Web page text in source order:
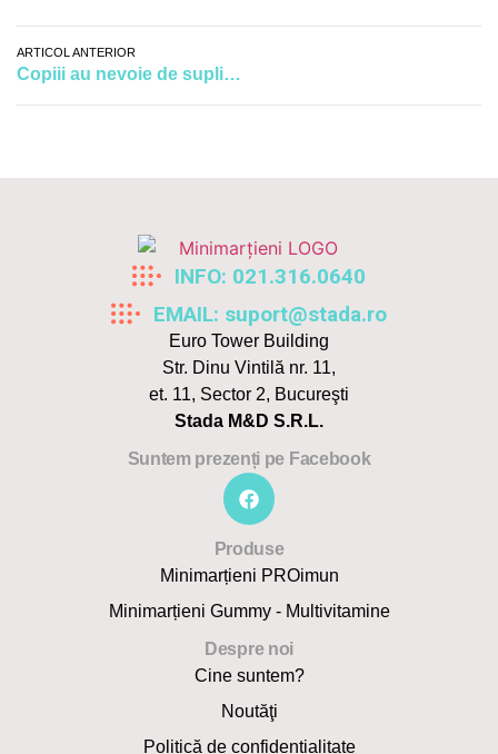
ARTICOL ANTERIOR
Copiii au nevoie de suplimente alimentare cu vitamine. Iată cum și când se administrează acestea!
INFO: 021.316.0640
EMAIL: suport@stada.ro
Euro Tower Building
Str. Dinu Vintilă nr. 11,
et. 11, Sector 2, Bucureşti
Stada M&D S.R.L.
Suntem prezenți pe Facebook
Produse
Minimarțieni PROimun
Minimarțieni Gummy - Multivitamine
Despre noi
Cine suntem?
Noutăţi
Politică de confidențialitate